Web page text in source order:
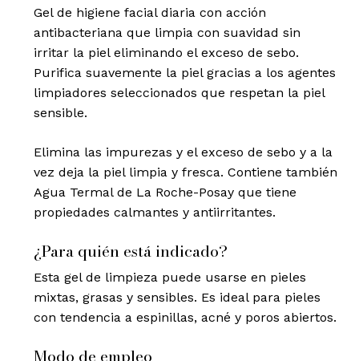
Gel de higiene facial diaria con acción
antibacteriana que limpia con suavidad sin
irritar la piel eliminando el exceso de sebo.
Purifica suavemente la piel gracias a los agentes
limpiadores seleccionados que respetan la piel
sensible.
Elimina las impurezas y el exceso de sebo y a la
vez deja la piel limpia y fresca. Contiene también
Agua Termal de La Roche-Posay que tiene
propiedades calmantes y antiirritantes.
¿Para quién está indicado?
Esta gel de limpieza puede usarse en pieles
mixtas, grasas y sensibles. Es ideal para pieles
con tendencia a espinillas, acné y poros abiertos.